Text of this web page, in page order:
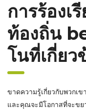
การร้องเ
ท้องถิ่น
โนที่เกี่ยว
ขาดความรู้เกี่ยวกับพวกเ
และคุณจะมีโอกาสที่จะข